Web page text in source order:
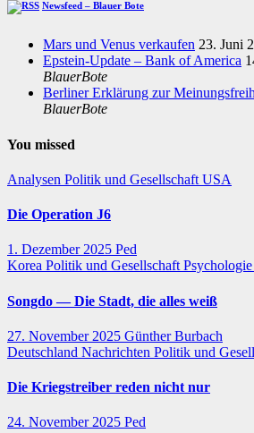
Newsfeed – Blauer Bote
Mars und Venus verkaufen 23. Juni
Epstein-Update – Bank of America
BlauerBote
Berliner Erklärung zur
BlauerBote
You missed
Analysen Politik und Gesellschaft USA
Die Operation J6
1. Dezember 2025 Ped
Korea Politik und Gesellschaft
Songdo — Die Stadt, die alles weiß
27. November 2025 Günther Burbach
Deutschland Nachrichten Politik und
Die Kriegstreiber reden nicht nur
24. November 2025 Ped